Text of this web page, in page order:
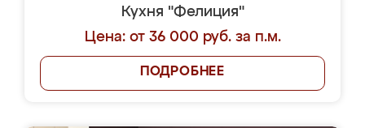
Кухня "Фелиция"
Цена: от 36 000 руб. за п.м.
ПОДРОБНЕЕ